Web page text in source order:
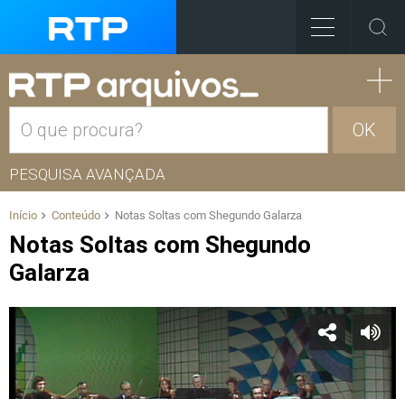
OK
PESQUISA AVANÇADA
Início Conteúdo Notas Soltas com Shegundo Galarza
Notas Soltas com Shegundo
Galarza